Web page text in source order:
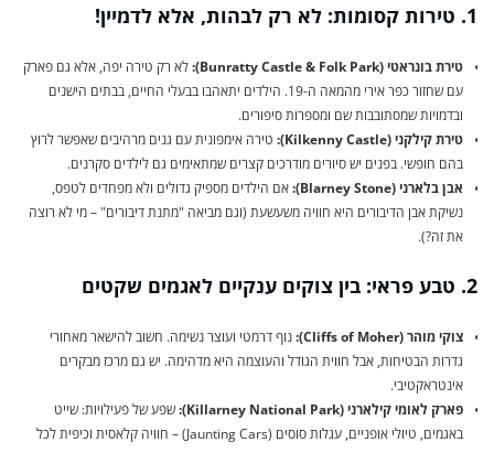
1. טירות קסומות: לא רק לבהות, אלא לדמיין!
טירת בונראטי (Bunratty Castle & Folk Park):
לא רק טירה יפה, אלא גם פארק
עם שחזור כפר אירי מהמאה ה-19. הילדים יתאהבו בבעלי החיים, בבתים הישנים
ובדמויות שמסתובבות שם ומספרות סיפורים.
טירת קילקני (Kilkenny Castle):
טירה אימפונית עם גנים מרהיבים שאפשר לרוץ
בהם חופשי. בפנים יש סיורים מודרכים קצרים שמתאימים גם לילדים סקרנים.
אבן בלארני (Blarney Stone):
אם הילדים מספיק גדולים ולא מפחדים לטפס,
נשיקת אבן הדיבורים היא חוויה משעשעת (וגם מביאה "מתנת דיבורים" – מי לא רוצה
את זה?).
2. טבע פראי: בין צוקים ענקיים לאגמים שקטים
צוקי מוהר (Cliffs of Moher):
נוף דרמטי ועוצר נשימה. חשוב להישאר מאחורי
גדרות הבטיחות, אבל חווית הגודל והעוצמה היא מדהימה. יש גם מרכז מבקרים
אינטראקטיבי.
פארק לאומי קילארני (Killarney National Park):
שפע של פעילויות: שייט
באגמים, טיולי אופניים, עגלות סוסים (Jaunting Cars) – חוויה קלאסית וכיפית לכל